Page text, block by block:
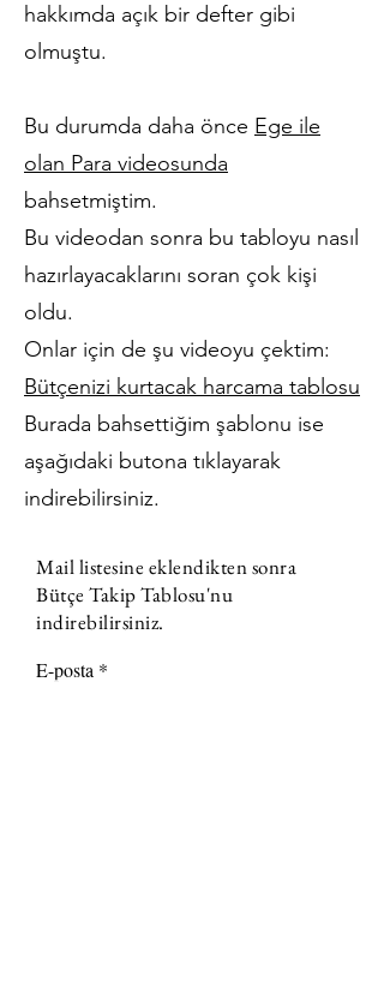
hakkımda açık bir defter gibi
olmuştu.
Bu durumda daha önce Ege ile
olan Para videosunda
bahsetmiştim.
Bu videodan sonra bu tabloyu nasıl
hazırlayacaklarını soran çok kişi
oldu.
Onlar için de şu videoyu çektim:
Bütçenizi kurtacak harcama tablosu​
Burada bahsettiğim şablonu ise
aşağıdaki butona tıklayarak
indirebilirsiniz.
Mail listesine eklendikten sonra
Bütçe Takip Tablosu'nu
indirebilirsiniz.
E-posta